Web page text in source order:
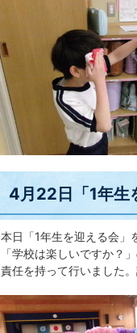
4月22日「1年生
本日「1年生を迎える会」
「学校は楽しいですか？
責任を持って行いました